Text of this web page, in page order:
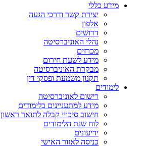
מידע כללי
יצירת קשר ודרכי הגעה
אלפון
דרושים
נהלי האוניברסיטה
מכרזים
מידע לשעת חירום
מבקרת האוניברסיטה
תקנון משמעת ופסקי דין
לימודים
רישום לאוניברסיטה
מידע למתעניינים בלימודים
חישוב סיכויי קבלה לתואר ראשון
לוח שנת הלימודים
ידיעונים
כניסה לאזור האישי